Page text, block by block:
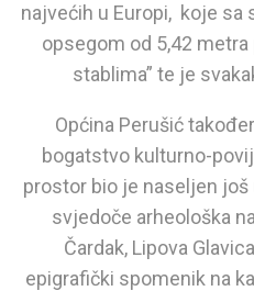
najvećih u Europi, koje sa
opsegom od 5,42
stablima” te je
Općina Perušić
bogatstvo kulturno-
prostor bio je naseljen
svjedoče arheološka
Čardak, Lipova
epigrafički spomenik na